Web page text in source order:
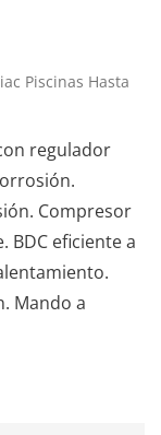
Piscinas Hasta
regulador
Compresor
BDC eficiente a
Mando a